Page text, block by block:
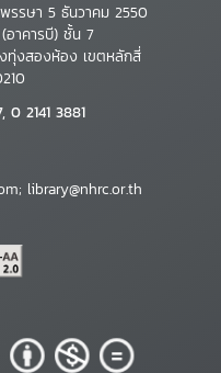
รรษา 5 ธันวาคม 2550
อาคารบี) ชั้น 7
ทุ่งสองห้อง เขตหลักสี่
0 2141 3881
library@nhrc.or.th